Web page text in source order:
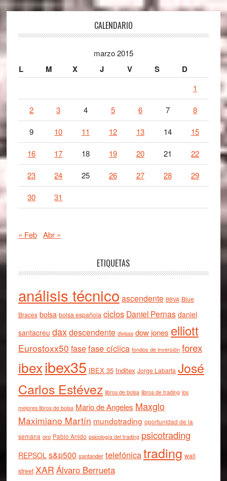
CALENDARIO
marzo 2015
L M X J V S D
1
2 3 4 5 6 7 8
9 10 11 12 13 14 15
16 17 18 19 20 21 22
23 24 25 26 27 28 29
30 31
« Feb Abr »
ETIQUETAS
análisis técnico ascendente BBVA Blue
Braces bolsa bolsa española ciclos Daniel Pernas daniel
santacreu daxdescendente divisas dow jones elliott
Eurostoxx50 fasefase cíclica fondos de inversión forex
ibexibex35 IBEX 35 Inditex Jorge Labarta José
Carlos Estévez libros de bolsa libros de trading los
mejores libros de bolsa Mario de Angeles Maxglo
Maximiano Martín mundotrading oportunidad de la
semana oro Pablo Anido psicología del trading psicotrading
REPSOL s&p500 santander telefónicatrading wall
street XAR Álvaro Berrueta